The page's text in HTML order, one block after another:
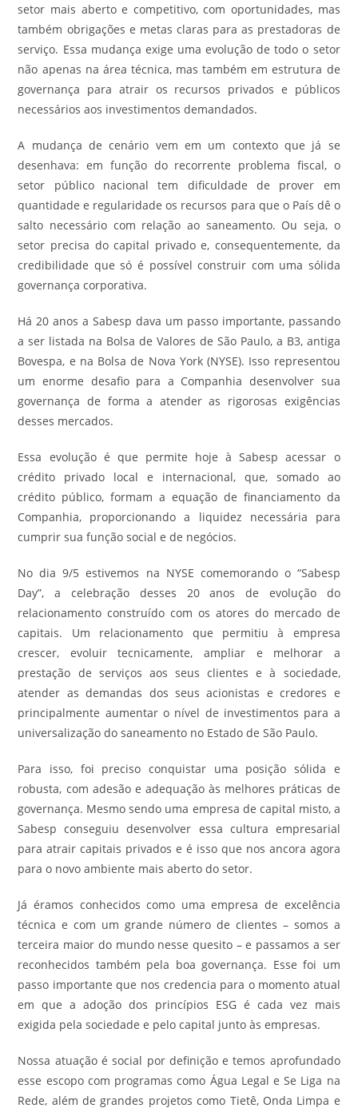
setor mais aberto e competitivo, com oportunidades, mas
também obrigações e metas claras para as prestadoras de
serviço. Essa mudança exige uma evolução de todo o setor
não apenas na área técnica, mas também em estrutura de
governança para atrair os recursos privados e públicos
necessários aos investimentos demandados.
A mudança de cenário vem em um contexto que já se
desenhava: em função do recorrente problema fiscal, o
setor público nacional tem dificuldade de prover em
quantidade e regularidade os recursos para que o País dê o
salto necessário com relação ao saneamento. Ou seja, o
setor precisa do capital privado e, consequentemente, da
credibilidade que só é possível construir com uma sólida
governança corporativa.
Há 20 anos a Sabesp dava um passo importante, passando
a ser listada na Bolsa de Valores de São Paulo, a B3, antiga
Bovespa, e na Bolsa de Nova York (NYSE). Isso representou
um enorme desafio para a Companhia desenvolver sua
governança de forma a atender as rigorosas exigências
desses mercados.
Essa evolução é que permite hoje à Sabesp acessar o
crédito privado local e internacional, que, somado ao
crédito público, formam a equação de financiamento da
Companhia, proporcionando a liquidez necessária para
cumprir sua função social e de negócios.
No dia 9/5 estivemos na NYSE comemorando o “Sabesp
Day”, a celebração desses 20 anos de evolução do
relacionamento construído com os atores do mercado de
capitais. Um relacionamento que permitiu à empresa
crescer, evoluir tecnicamente, ampliar e melhorar a
prestação de serviços aos seus clientes e à sociedade,
atender as demandas dos seus acionistas e credores e
principalmente aumentar o nível de investimentos para a
universalização do saneamento no Estado de São Paulo.
Para isso, foi preciso conquistar uma posição sólida e
robusta, com adesão e adequação às melhores práticas de
governança. Mesmo sendo uma empresa de capital misto, a
Sabesp conseguiu desenvolver essa cultura empresarial
para atrair capitais privados e é isso que nos ancora agora
para o novo ambiente mais aberto do setor.
Já éramos conhecidos como uma empresa de excelência
técnica e com um grande número de clientes – somos a
terceira maior do mundo nesse quesito – e passamos a ser
reconhecidos também pela boa governança. Esse foi um
passo importante que nos credencia para o momento atual
em que a adoção dos princípios ESG é cada vez mais
exigida pela sociedade e pelo capital junto às empresas.
Nossa atuação é social por definição e temos aprofundado
esse escopo com programas como Água Legal e Se Liga na
Rede, além de grandes projetos como Tietê, Onda Limpa e